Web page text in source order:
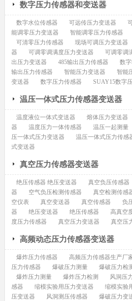
数字压力传感器和变送器
数字水位传感器 可远传压力变送器
能调零压力变送器
智能调零压力传感器
可清零压力传感器
现场可调压力变送器
器
可调零调满度压力变送器 可调零调
出压力变送器
485输出压力传感器 数
输出压力传感器
智能压力变送器 智能
变送器
数字压力传感器 SUAY15数字
温压一体式压力传感器变送器
温度液位一体式变送器 熔体压力变送器
器
温度压力一体传感器 温压一起测量
压一体式压力变送器
温压一体式压力传感
式变送器
真空压力传感器变送器
绝压传感器 绝压变送器 真空负压传感器
器
空气负压检测传感器 真空检测传感
空仪表
真空变送器 真空传感器 负
器
绝压变送器 绝压传感器 高真空
度压力传感器
真空压力变送器 真空压
高频动态压力传感器变送器
爆炸压力传感器 高频压力传感器生产厂
压力传感器
爆破压力测量 爆破压力检
爆炸压力测量
爆炸压力检测 风洞压
感器
缩模实验用压力变送器 缩模实验
压变送器
风洞测压传感器 爆破压力变